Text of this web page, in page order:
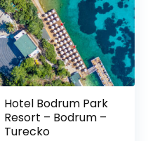
Hotel Bodrum Park
Resort – Bodrum –
Turecko